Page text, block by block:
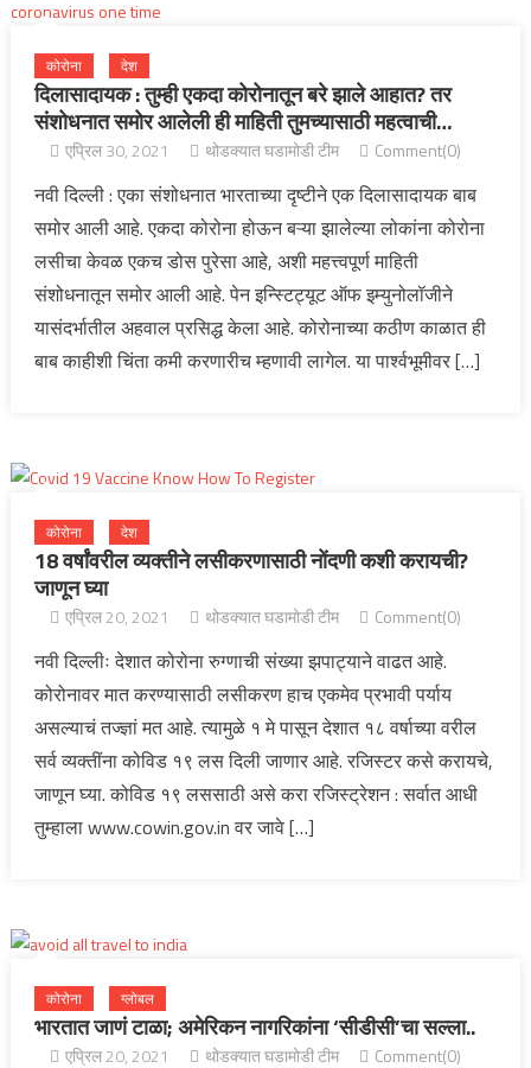
कोरोना देश
दिलासादायक : तुम्ही एकदा कोरोनातून बरे झाले आहात? तर
संशोधनात समोर आलेली ही माहिती तुमच्यासाठी महत्वाची…
एप्रिल 30, 2021 थोडक्यात घडामोडी टीम Comment(0)
नवी दिल्ली : एका संशोधनात भारताच्या दृष्टीने एक दिलासादायक बाब
समोर आली आहे. एकदा कोरोना होऊन बऱ्या झालेल्या लोकांना कोरोना
लसीचा केवळ एकच डोस पुरेसा आहे, अशी महत्त्वपूर्ण माहिती
संशोधनातून समोर आली आहे. पेन इन्स्टिट्यूट ऑफ इम्युनोलॉजीने
यासंदर्भातील अहवाल प्रसिद्ध केला आहे. कोरोनाच्या कठीण काळात ही
बाब काहीशी चिंता कमी करणारीच म्हणावी लागेल. या पार्श्वभूमीवर […]
कोरोना देश
18 वर्षांवरील व्यक्तीने लसीकरणासाठी नोंदणी कशी करायची?
जाणून घ्या
एप्रिल 20, 2021 थोडक्यात घडामोडी टीम Comment(0)
नवी दिल्लीः देशात कोरोना रुग्णाची संख्या झपाट्याने वाढत आहे.
कोरोनावर मात करण्यासाठी लसीकरण हाच एकमेव प्रभावी पर्याय
असल्याचं तज्ज्ञां मत आहे. त्यामुळे १ मे पासून देशात १८ वर्षाच्या वरील
सर्व व्यक्तींना कोविड १९ लस दिली जाणार आहे. रजिस्टर कसे करायचे,
जाणून घ्या. कोविड १९ लससाठी असे करा रजिस्ट्रेशन : सर्वात आधी
तुम्हाला www.cowin.gov.in वर जावे […]
कोरोना ग्लोबल
भारतात जाणं टाळा; अमेरिकन नागरिकांना ‘सीडीसी’चा सल्ला..
एप्रिल 20, 2021 थोडक्यात घडामोडी टीम Comment(0)